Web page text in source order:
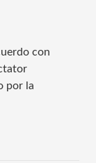
con
por la